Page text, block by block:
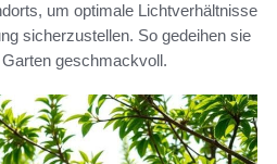
um optimale Lichtverhältnisse
sicherzustellen. So gedeihen sie
geschmackvoll.